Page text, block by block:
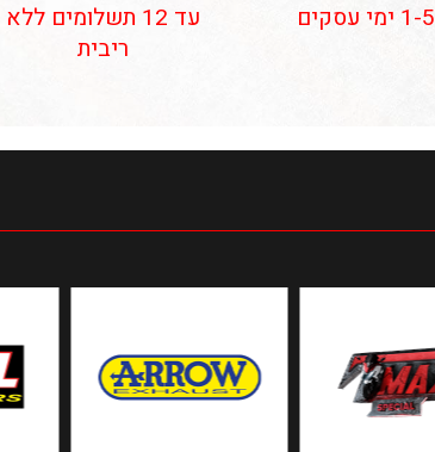
1-5 ימי עסקים
עד 12 תשלומים ללא
ריבית